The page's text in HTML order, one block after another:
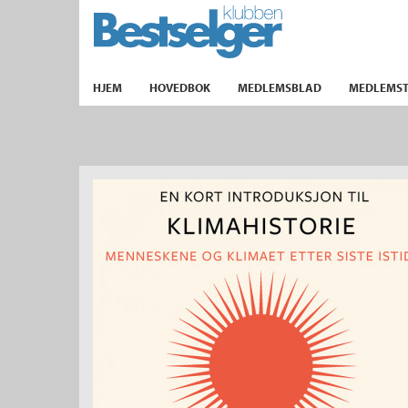
TIL FORSIDEN
HJEM HOVEDBOK MEDLEMSBLAD